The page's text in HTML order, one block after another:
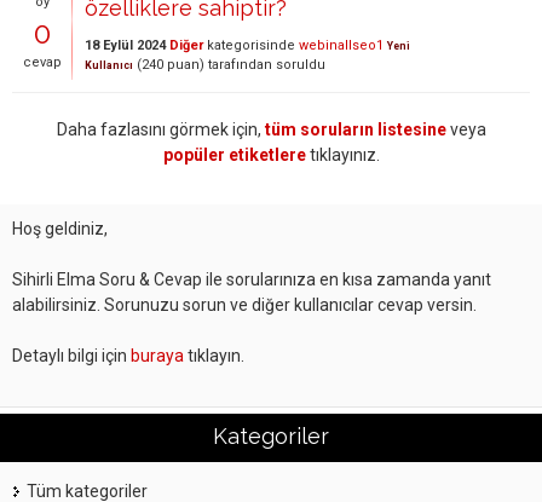
0
cevap
özelliklere sahiptir?
18 Eylül 2024 Diğerkategorisinde webinallseo1 Yeni
Kullanıcı (240 puan) tarafından soruldu
Daha fazlasını görmek için, tüm soruların listesineveya
popüler etiketleretıklayınız.
Hoş geldiniz,
Sihirli Elma Soru & Cevap ile sorularınıza en kısa zamanda yanıt
alabilirsiniz. Sorunuzu sorun ve diğer kullanıcılar cevap versin.
Detaylı bilgi için buraya tıklayın.
Kategoriler
Tüm kategoriler